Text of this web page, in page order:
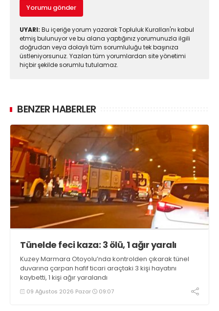
Yorumu gönder
UYARI: Bu içeriğe yorum yazarak Topluluk Kuralları'nı kabul
etmiş bulunuyor ve bu alana yaptığınız yorumunuzla ilgili
doğrudan veya dolaylı tüm sorumluluğu tek başınıza
üstleniyorsunuz. Yazılan tüm yorumlardan site yönetimi
hiçbir şekilde sorumlu tutulamaz.
BENZER HABERLER
Tünelde feci kaza: 3 ölü, 1 ağır yaralı
Kuzey Marmara Otoyolu’nda kontrolden çıkarak tünel
duvarına çarpan hafif ticari araçtaki 3 kişi hayatını
kaybetti, 1 kişi ağır yaralandı
09 Ağustos 2026 Pazar 09:07